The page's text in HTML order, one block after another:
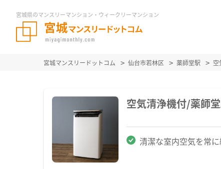
宮城県のマンスリーマンション・ウィークリーマンション
宮城マンスリードットコム 仙台市若林区 薬師堂駅 空
空気清浄機付/薬師
清潔な室内空気を常